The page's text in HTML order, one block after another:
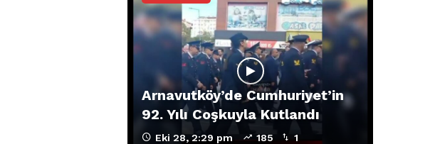
Arnavutköy’de Cumhuriyet’in
92. Yılı Coşkuyla Kutlandı
Eki 28, 2:29 pm 185 1